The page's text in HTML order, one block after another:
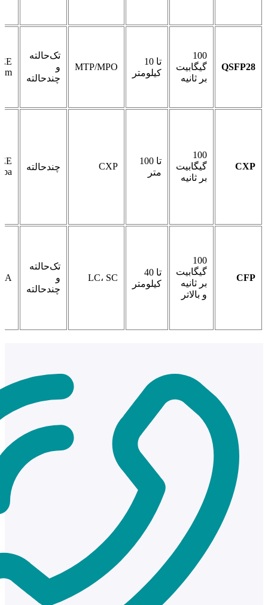
QSFP28
100
گیگابیت
بر ثانیه
تا 10
کیلومتر
MTP/MPO
تک‌حالته
و
چندحالته
CXP
100
گیگابیت
بر ثانیه
تا 100
متر
CXP چندحالته
CFP
100
گیگابیت
بر ثانیه
و بالاتر
تا 40
کیلومتر
LC، SC
تک‌حالته
و
چندحالته